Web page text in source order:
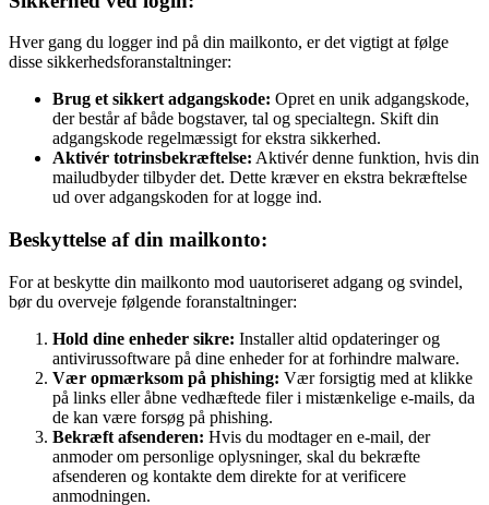
Hver gang du logger ind på din mailkonto, er det vigtigt at følge
disse sikkerhedsforanstaltninger:
Brug et sikkert adgangskode: Opret en unik adgangskode,
der består af både bogstaver, tal og specialtegn. Skift din
adgangskode regelmæssigt for ekstra sikkerhed.
Aktivér totrinsbekræftelse: Aktivér denne funktion, hvis din
mailudbyder tilbyder det. Dette kræver en ekstra bekræftelse
ud over adgangskoden for at logge ind.
Beskyttelse af din mailkonto:
For at beskytte din mailkonto mod uautoriseret adgang og svindel,
bør du overveje følgende foranstaltninger:
Hold dine enheder sikre: Installer altid opdateringer og
antivirussoftware på dine enheder for at forhindre malware.
Vær opmærksom på phishing: Vær forsigtig med at klikke
på links eller åbne vedhæftede filer i mistænkelige e-mails, da
de kan være forsøg på phishing.
Bekræft afsenderen: Hvis du modtager en e-mail, der
anmoder om personlige oplysninger, skal du bekræfte
afsenderen og kontakte dem direkte for at verificere
anmodningen.